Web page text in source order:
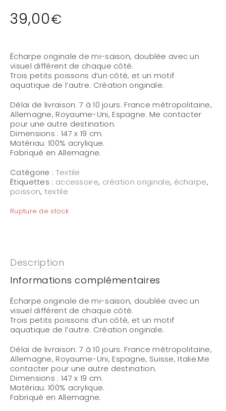
39,00€
Écharpe originale de mi-saison, doublée avec un
visuel différent de chaque côté.
Trois petits poissons d’un côté, et un motif
aquatique de l’autre. Création originale.
Délai de livraison: 7 à 10 jours. France métropolitaine,
Allemagne, Royaume-Uni, Espagne. Me contacter
pour une autre destination.
Dimensions : 147 x 19 cm.
Matériau: 100% acrylique.
Fabriqué en Allemagne.
Catégorie : Textile
Étiquettes : accessoire, création originale, écharpe,
poisson, textile
Rupture de stock
Description
Informations complémentaires
Écharpe originale de mi-saison, doublée avec un
visuel différent de chaque côté.
Trois petits poissons d’un côté, et un motif
aquatique de l’autre. Création originale.
Délai de livraison: 7 à 10 jours. France métropolitaine,
Allemagne, Royaume-Uni, Espagne, Suisse, Italie.Me
contacter pour une autre destination.
Dimensions : 147 x 19 cm.
Matériau: 100% acrylique.
Fabriqué en Allemagne.